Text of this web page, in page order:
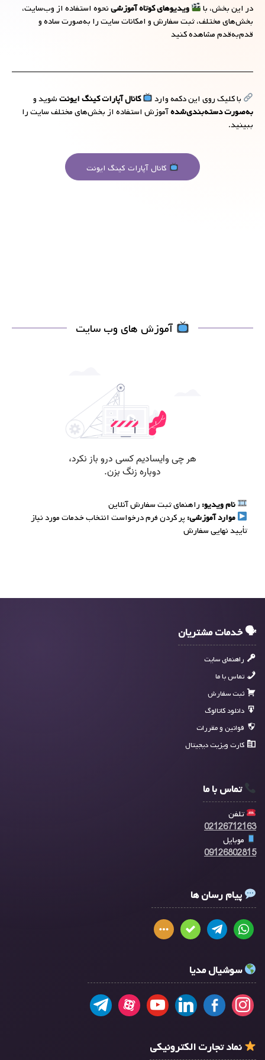
در این بخش، با ویدیوهای کوتاه آموزشینحوه استفاده از وب‌سایت،
بخش‌های مختلف، ثبت سفارش و امکانات سایت را به‌صورت ساده و
قدم‌به‌قدم مشاهده کنید
با کلیک روی این دکمه وارد کانال آپارات کینگ ایونتشوید و
به‌صورت دسته‌بندی‌شدهآموزش استفاده از بخش‌های مختلف سایت را
ببینید.
کانال آپارات کینگ ایونت
آموزش های وب سایت
نام ویدیو: راهنمای ثبت سفارش آنلاین
موارد آموزشی: پر کردن فرم درخواست انتخاب خدمات مورد نیاز
تأیید نهایی سفارش
🗣 خدمات مشتریان
راهنمای سایت
تماس با ما
ثبت سفارش
دانلود کاتالوگ
قوانین و مقررات
کارت ویزیت دیجیتال
تماس با ما
تلفن
02126712163
موبایل
09126802815
پیام رسان ها
سوشیال مدیا
نماد تجارت الکترونیکی